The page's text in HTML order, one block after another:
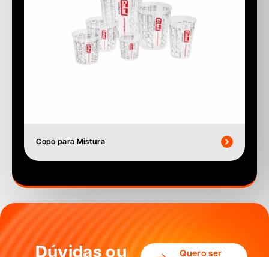
Copo para Mistura
Dúvidas ou Quero ser